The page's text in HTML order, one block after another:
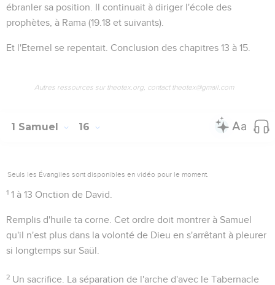
ébranler sa position. Il continuait à diriger l'école des
prophètes, à Rama (19.18 et suivants).
Et l'Eternel se repentait . Conclusion des chapitres 13 à 15.
Autres ressources sur theotex.org, contact theotex@gmail.com
1 Samuel 16
Seuls les Évangiles sont disponibles en vidéo pour le moment.
1 1 à 13 Onction de David.
Remplis d'huile ta corne . Cet ordre doit montrer à Samuel
qu'il n'est plus dans la volonté de Dieu en s'arrêtant à pleurer
si longtemps sur Saül.
2 Un sacrifice . La séparation de l'arche d'avec le Tabernacle